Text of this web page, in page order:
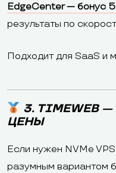
EdgeCenter — бонус
результаты по
Подходит для SaaS и
3. TIMEWEB
ЦЕНЫ
Если нужен NVMe
разумным вариантом